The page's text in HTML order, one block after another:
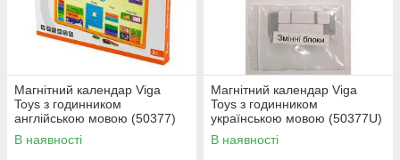
Магнітний календар Viga
Toys з годинником
англійською мовою (50377)
В наявності
Магнітний календар Viga
Toys з годинником
українською мовою (50377U)
В наявності